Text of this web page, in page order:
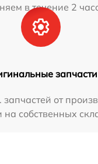
в течение 2
запчасти
от
на собственных